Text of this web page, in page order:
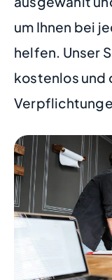
um Ihnen bei
helfen. Unser
kostenlos und